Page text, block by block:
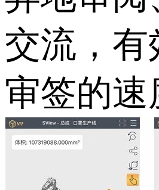
交流，有
审签的速